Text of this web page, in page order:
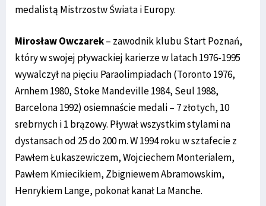
medalistą Mistrzostw Świata i Europy.
Mirosław Owczarek– zawodnik klubu Start Poznań,
który w swojej pływackiej karierze w latach 1976-1995
wywalczył na pięciu Paraolimpiadach (Toronto 1976,
Arnhem 1980, Stoke Mandeville 1984, Seul 1988,
Barcelona 1992) osiemnaście medali – 7 złotych, 10
srebrnych i 1 brązowy. Pływał wszystkim stylami na
dystansach od 25 do 200 m. W 1994 roku w sztafecie z
Pawłem Łukaszewiczem, Wojciechem Monterialem,
Pawłem Kmiecikiem, Zbigniewem Abramowskim,
Henrykiem Lange, pokonał kanał La Manche.